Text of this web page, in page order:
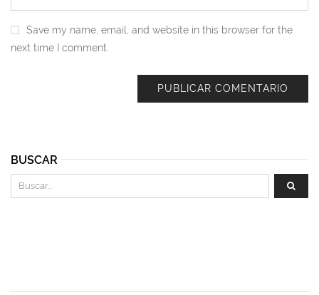
Save my name, email, and website in this browser for the
next time I comment.
BUSCAR